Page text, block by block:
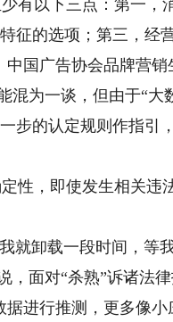
以下三点：第一，
征的选项；第三，经
国广告协会品牌营
混为一谈，但由于“
步的认定规则作指引
，即使发生相关违
卸载一段时间，等
，面对“杀熟”诉诸法
进行推测，更多像